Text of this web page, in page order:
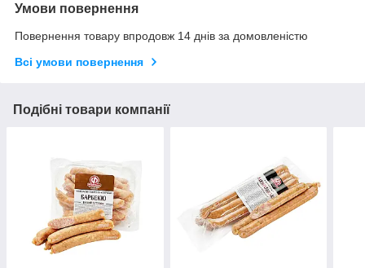
Умови повернення
Повернення товару впродовж 14 днів за домовленістю
Всі умови повернення
Подібні товари компанії